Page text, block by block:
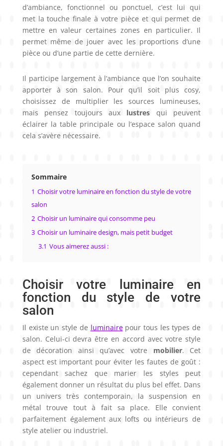
d’ambiance, fonctionnel ou ponctuel, c’est lui qui
met la touche finale à votre pièce et qui permet de
mettre en valeur certaines zones en particulier. Il
permet même de jouer avec les proportions d’une
pièce ou d’une partie de cette dernière.
Il participe largement à l’ambiance que l’on souhaite
apporter à son salon. Pour qu’il soit plus cosy,
choisissez de multiplier les sources lumineuses,
mais pensez toujours aux lustres qui peuvent
éclairer la table principale ou l’espace salon quand
cela s’avère nécessaire.
Sommaire
1 Choisir votre luminaire en fonction du style de votre
salon
2 Choisir un luminaire qui consomme peu
3 Choisir un luminaire design, mais petit budget
3.1 Vous aimerez aussi :
Choisir votre luminaire en
fonction du style de votre
salon
Il existe un style de luminairepour tous les types de
salon. Celui-ci devra être en accord avec votre style
de décoration ainsi qu’avec votre mobilier. Cet
aspect est important pour éviter les fautes de goût :
cependant sachez que marier les styles peut
également donner un résultat du plus bel effet. Dans
un univers très contemporain, la suspension en
métal trouve tout à fait sa place. Elle convient
parfaitement également aux lofts ou intérieurs de
style atelier ou industriel.